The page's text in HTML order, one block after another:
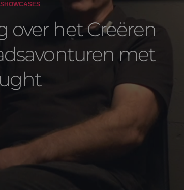
SHOWCASES
over het Creëren
met